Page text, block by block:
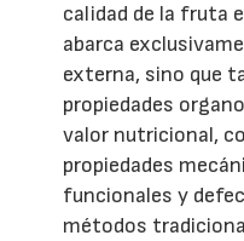
calidad de la fruta
abarca
externa, sino que
propiedades
valor nutricional,
propiedades
funcionales y
métodos